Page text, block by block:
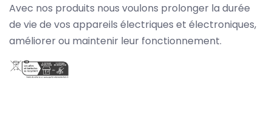
Avec nos produits nous voulons prolonger la durée
de vie de vos appareils électriques et électroniques,
améliorer ou maintenir leur fonctionnement.